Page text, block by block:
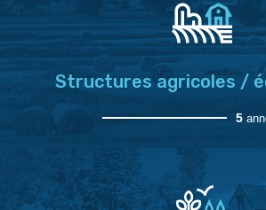
Structures agricoles /
5